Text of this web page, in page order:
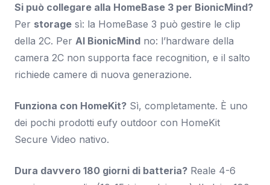
Si può collegare alla HomeBase 3 per BionicMind?
Per storage sì: la HomeBase 3 può gestire le clip
della 2C. Per AI BionicMind no: l’hardware della
camera 2C non supporta face recognition, e il salto
richiede camere di nuova generazione.
Funziona con HomeKit? Sì, completamente. È uno
dei pochi prodotti eufy outdoor con HomeKit
Secure Video nativo.
Dura davvero 180 giorni di batteria? Reale 4-6